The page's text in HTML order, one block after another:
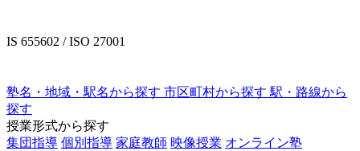
IS 655602 / ISO 27001
塾名・地域・駅名から探す 市区町村から探す 駅・路線から
探す
授業形式から探す
集団指導 個別指導 家庭教師 映像授業 オンライン塾